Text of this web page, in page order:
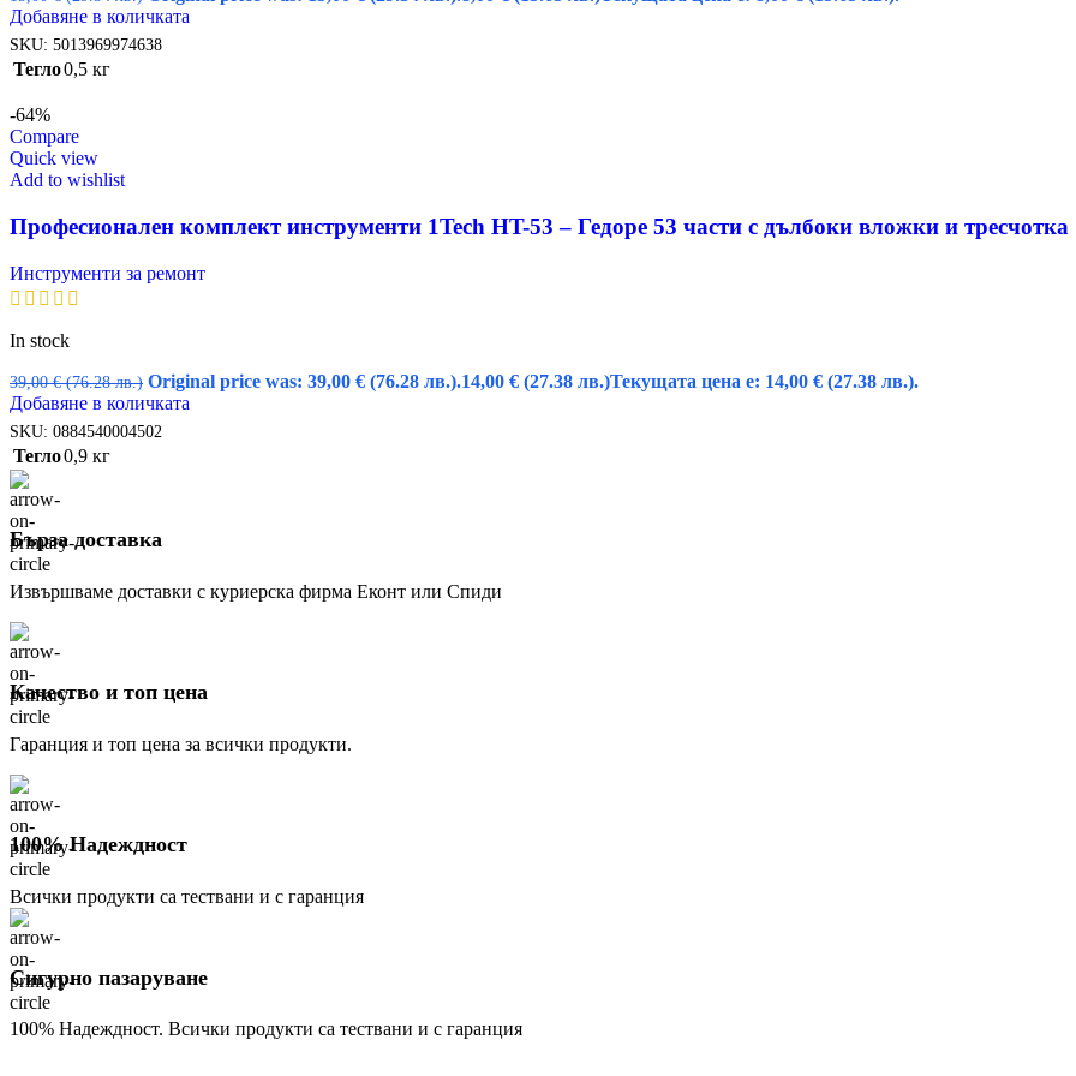
Добавяне в количката
SKU: 5013969974638
Тегло0,5 кг
-64%
Compare
Quick view
Add to wishlist
Професионален комплект инструменти 1Tech HT-53 – Гедоре 53 части с дълбоки вложки и тресчотка
Инструменти за ремонт
In stock
39,00€ (76.28 лв.) Original price was: 39,00 € (76.28 лв.).14,00 € (27.38 лв.)Текущата цена е: 14,00 € (27.38 лв.).
Добавяне в количката
SKU: 0884540004502
Тегло0,9 кг
Бърза доставка
Извършваме доставки с куриерска фирма Еконт или Спиди
Качество и топ цена
Гаранция и топ цена за всички продукти.
100% Надеждност
Всички продукти са тествани и с гаранция
Сигурно пазаруване
100% Надеждност. Всички продукти са тествани и с гаранция